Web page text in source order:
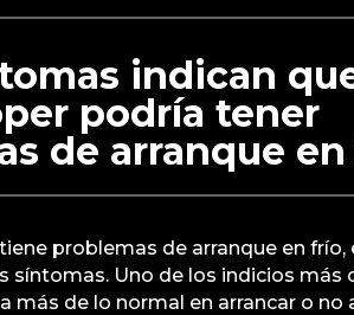
indican
podría tener
de arranque
problemas de arranque en frío,
síntomas. Uno de los indicios más
más de lo normal en arrancar o no